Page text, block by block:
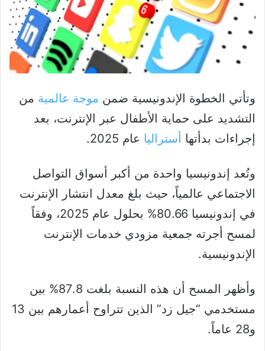
وتأتي الخطوة الإندونيسية ضمن موجة عالمية من
التشديد على حماية الأطفال عبر الإنترنت، بعد
إجراءات بدأتها أستراليا عام 2025.
وتُعد إندونيسيا واحدة من أكبر أسواق التواصل
الاجتماعي عالمياً، حيث بلغ معدل انتشار الإنترنت
في إندونيسيا 80.66% بحلول عام 2025، وفقاً
لمسح أجرته جمعية مزودي خدمات الإنترنت
الإندونيسية.
وأظهر المسح أن هذه النسبة بلغت 87.8% بين
مستخدمي “جيل زد” الذين تتراوح أعمارهم بين 13
و28 عاماً.